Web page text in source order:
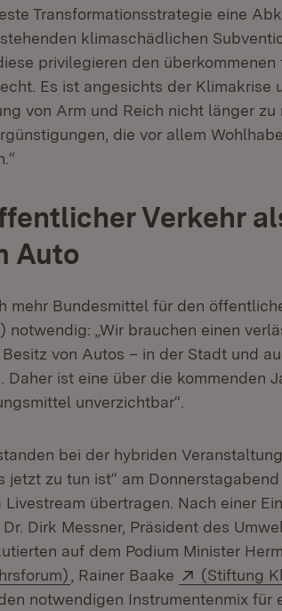
Transformationsstrategie eine
klimaschädlichen
privilegieren den
Es ist angesichts der Klimakrise
von Arm und Reich nicht länger zu
die vor allem
Verkehr
Auto
mehr Bundesmittel für den
notwendig: „Wir brauchen einen
von Autos – in der Stadt und
Daher ist eine über die kommenden
unverzichtbar“.
bei der hybriden
jetzt zu tun ist“ am Donnerstagabend
übertragen. Nach einer
Dirk Messner, Präsident des
auf dem Podium Minister
(Öffnet in neuem Fenster)
, Rainer Baake Extern:
(Stiftung
notwendigen Instrumentenmix für